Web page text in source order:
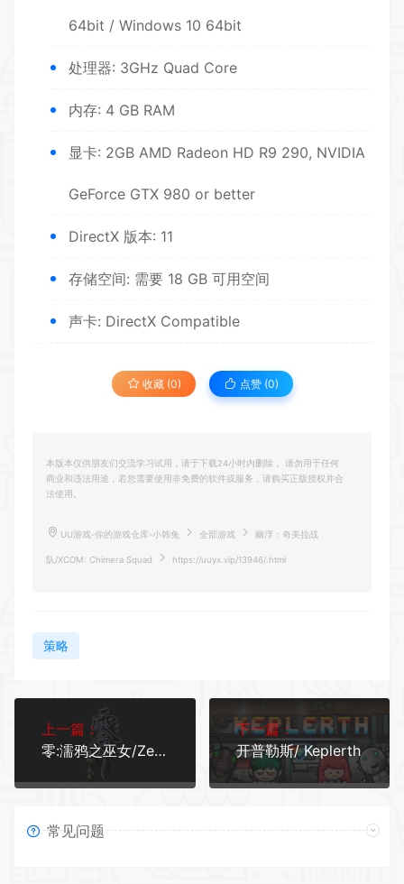
64bit / Windows 10 64bit
处理器: 3GHz Quad Core
内存: 4 GB RAM
显卡: 2GB AMD Radeon HD R9 290, NVIDIA
GeForce GTX 980 or better
DirectX 版本: 11
存储空间: 需要 18 GB 可用空间
声卡: DirectX Compatible
收藏 (0) 点赞 (0)
本版本仅供朋友们交流学习试用，请于下载24小时内删除， 请勿用于任何
商业和违法用途，若您需要使用非免费的软件或服务，请购买正版授权并合
法使用。
UU游戏-你的游戏仓库-小韩兔 全部游戏 幽浮：奇美拉战
队/XCOM: Chimera Squad https://uuyx.vip/13946/.html
策略
上一篇：
零:濡鸦之巫女/Zero Nuregarasu no Miko
下一篇：
开普勒斯/ Keplerth
常见问题